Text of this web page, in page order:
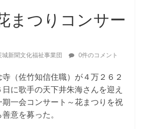
つりコンサー
城新聞文化福祉事業団 0件のコメント
（佐竹知信住職）が４万２６２
に歌手の天下井朱海さんを迎え
一会コンサート～花まつりを祝
意を募った。